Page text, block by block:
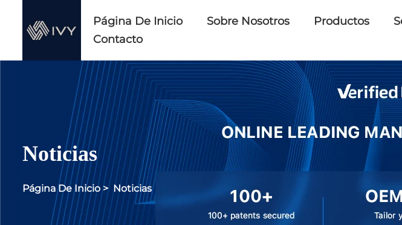
Página De Inicio Sobre Nosotros Productos
Contacto
Noticias
Página De Inicio> Noticias